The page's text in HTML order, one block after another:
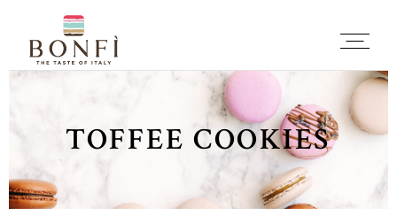
TOFFEE COOKIES